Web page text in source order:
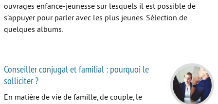
ouvrages enfance-jeunesse sur lesquels il est possible de
s’appuyer pour parler avec les plus jeunes. Sélection de
quelques albums.
Conseiller conjugal et familial : pourquoi le
solliciter ?
En matière de vie de famille, de couple, le